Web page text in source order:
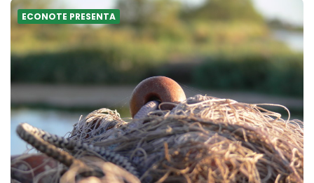
ECONOTE PRESENTA